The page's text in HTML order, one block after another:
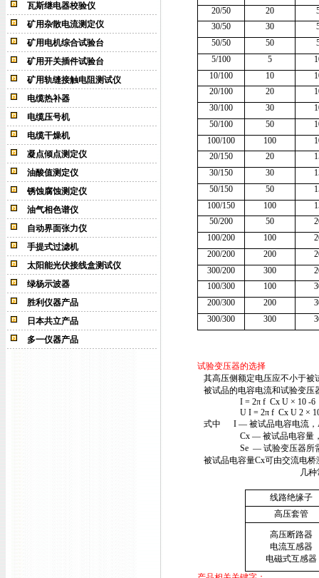
瓦斯继电器校验仪
矿用杂散电流测定仪
矿用电机综合试验台
矿用开关插件试验台
矿用轨缝接触电阻测试仪
电缆热补器
电缆压号机
电缆干燥机
凝点倾点测定仪
油酸值测定仪
锈蚀腐蚀测定仪
油气相色谱仪
自动界面张力仪
手提式过滤机
太阳能光伏接线盒测试仪
绿杨示波器
胜利仪器产品
日本共立产品
多一仪器产品
20/50
20
30/50
30
50/50
50
5/100
5
10/100
10
20/100
20
30/100
30
50/100
50
100/100
100
20/150
20
30/150
30
50/150
50
100/150
100
50/200
50
100/200
100
200/200
200
300/200
300
100/300
100
200/300
200
300/300
300
试验变压器的选择
其高压侧额定电压应不小于被
被试品的电容电流和试验变压
I = 2π f Cx U × 10 -6
U I = 2πf Cx U 2 ×
式中
I — 被试品电容电流，
Cx — 被试品电容量
Se — 试验变压器所
被试品电容量Cx可由交流电桥
几种常用被试
线路绝缘子
高压套管
高压断路器
电流互感器
电磁式互感器